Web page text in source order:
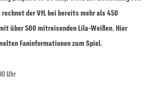
der VfL bei bereits mehr als 450
über 500 mitreisenden Lila-Weißen. Hier
Faninformationen zum Spiel.
Uhr